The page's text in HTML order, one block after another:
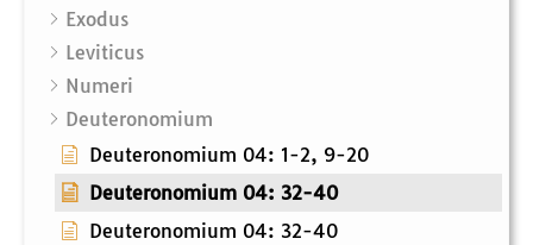
Exodus
Leviticus
Numeri
Deuteronomium
Deuteronomium 04: 1-2, 9-20
Deuteronomium 04: 32-40
Deuteronomium 04: 32-40